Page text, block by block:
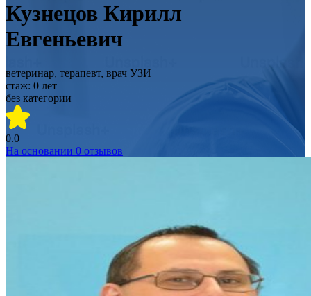
Кузнецов Кирилл
Евгеньевич
ветеринар, терапевт, врач УЗИ
стаж: 0 лет
без категории
0.0
На основании 0 отзывов